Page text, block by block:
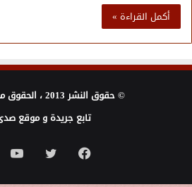
أكمل القراءة »
© حقوق النشر 2013 ، الحقوق محفوظة |
تابع جريدة و موقع
فيسبوك تويتر